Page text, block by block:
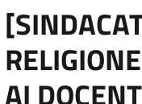
AI